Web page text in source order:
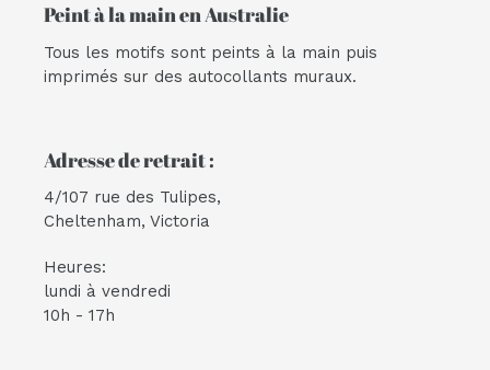
Peint à la main en Australie
Tous les motifs sont peints à la main puis
imprimés sur des autocollants muraux.
Adresse de retrait :
4/107 rue des Tulipes,
Cheltenham, Victoria
Heures:
lundi à vendredi
10h - 17h